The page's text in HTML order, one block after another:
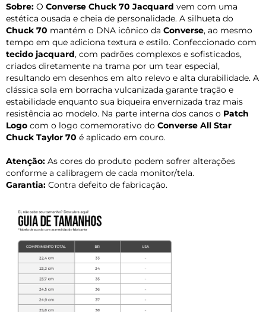
Sobre: O Converse Chuck 70 Jacquard vem com uma
estética ousada e cheia de personalidade. A silhueta do
Chuck 70 mantém o DNA icônico da Converse, ao mesmo
tempo em que adiciona textura e estilo. Confeccionado com
tecido jacquard, com padrões complexos e sofisticados,
criados diretamente na trama por um tear especial,
resultando em desenhos em alto relevo e alta durabilidade. A
clássica sola em borracha vulcanizada garante tração e
estabilidade enquanto sua biqueira envernizada traz mais
resistência ao modelo. Na parte interna dos canos o Patch
Logo com o logo comemorativo do Converse All Star
Chuck Taylor 70 é aplicado em couro.
Atenção: As cores do produto podem sofrer alterações
conforme a calibragem de cada monitor/tela.
Garantia: Contra defeito de fabricação.